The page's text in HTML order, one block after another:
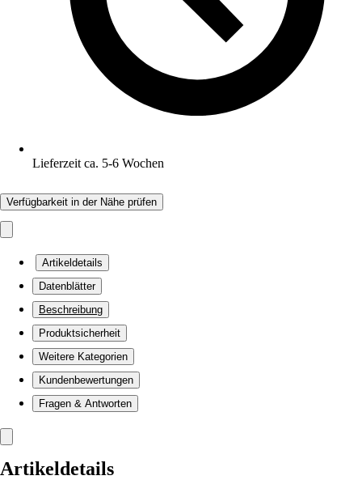
Lieferzeit ca. 5-6 Wochen
Verfügbarkeit in der Nähe prüfen
Artikeldetails
Datenblätter
Beschreibung
Produktsicherheit
Weitere Kategorien
Kundenbewertungen
Fragen & Antworten
Artikeldetails